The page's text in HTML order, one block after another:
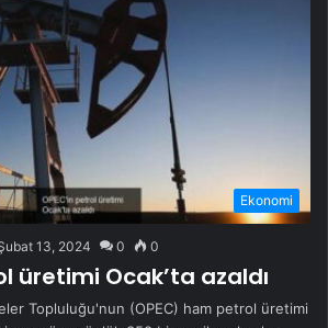
Ekonomi
13, 2024 0 0
üretimi Ocak’ta azaldı
Topluluğu'nun (OPEC) ham petrol üretimi